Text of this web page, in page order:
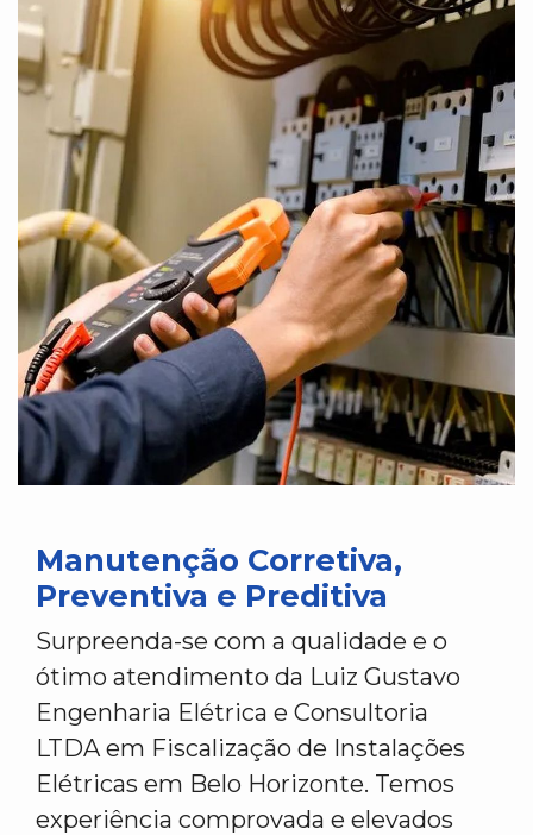
Manutenção Corretiva,
Preventiva e Preditiva
Surpreenda-se com a qualidade e o
ótimo atendimento da Luiz Gustavo
Engenharia Elétrica e Consultoria
LTDA em Fiscalização de Instalações
Elétricas em Belo Horizonte. Temos
experiência comprovada e elevados